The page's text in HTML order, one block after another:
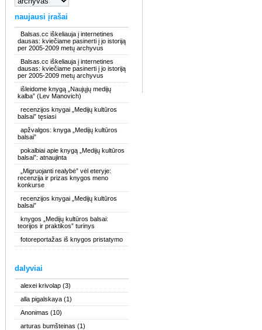
naujausi įrašai
Balsas.cc iškeliauja į internetines
dausas: kviečiame pasinerti į jo istoriją
per 2005-2009 metų archyvus
Balsas.cc iškeliauja į internetines
dausas: kviečiame pasinerti į jo istoriją
per 2005-2009 metų archyvus
išleidome knygą „Naujųjų medijų
kalba” (Lev Manovich)
recenzijos knygai „Medijų kultūros
balsai” tęsiasi
apžvalgos: knyga „Medijų kultūros
balsai”
pokalbiai apie knygą „Medijų kultūros
balsai”: atnaujinta
„Migruojanti realybė” vėl eteryje:
recenzija ir prizas knygos meno
konkurse
recenzijos knygai „Medijų kultūros
balsai”
knygos „Medijų kultūros balsai:
teorijos ir praktikos” turinys
fotoreportažas iš knygos pristatymo
dalyviai
alexei krivolap (3)
alla pigalskaya (1)
Anonimas (10)
arturas bumšteinas (1)